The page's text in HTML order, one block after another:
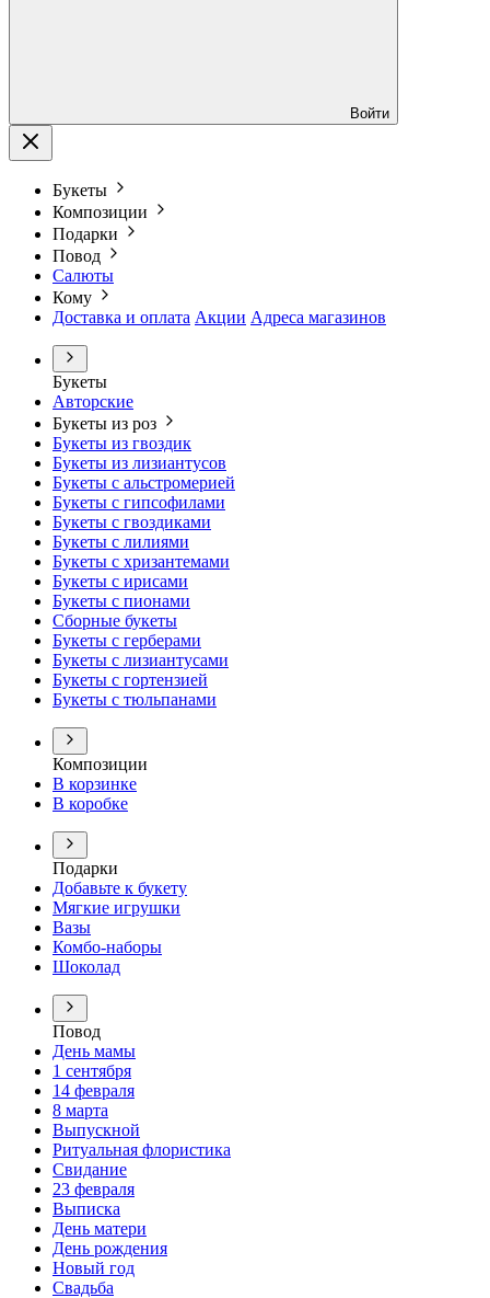
Войти
Букеты
Композиции
Подарки
Повод
Салюты
Кому
Доставка и оплата Акции Адреса магазинов
Букеты
Авторские
Букеты из роз
Букеты из гвоздик
Букеты из лизиантусов
Букеты с альстромерией
Букеты с гипсофилами
Букеты с гвоздиками
Букеты с лилиями
Букеты с хризантемами
Букеты с ирисами
Букеты с пионами
Сборные букеты
Букеты с герберами
Букеты с лизиантусами
Букеты с гортензией
Букеты с тюльпанами
Композиции
В корзинке
В коробке
Подарки
Добавьте к букету
Мягкие игрушки
Вазы
Комбо-наборы
Шоколад
Повод
День мамы
1 сентября
14 февраля
8 марта
Выпускной
Ритуальная флористика
Свидание
23 февраля
Выписка
День матери
День рождения
Новый год
Свадьба